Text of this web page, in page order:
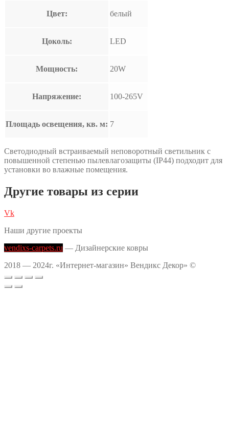
Цвет: белый
Цоколь: LED
Мощность: 20W
Напряжение: 100-265V
Площадь освещения, кв. м: 7
Светодиодный встраиваемый неповоротный светильник с
повышенной степенью пылевлагозащиты (IP44) подходит для
установки во влажные помещения.
Другие товары из серии
Vk
Наши другие проекты
vendixs-carpets.ru — Дизайнерские ковры
2018 — 2024г. «Интернет-магазин» Вендикс Декор» ©